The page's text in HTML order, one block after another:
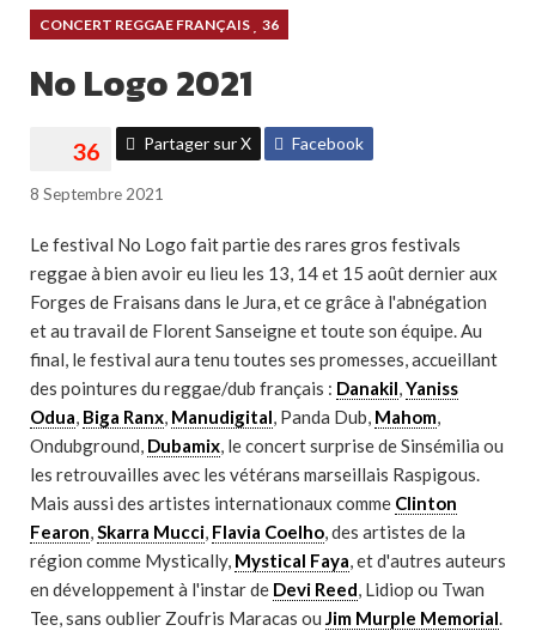
CONCERT REGGAE FRANÇAIS 36
No Logo 2021
Partager sur X Facebook
8 Septembre 2021
Le festival No Logo fait partie des rares gros festivals
reggae à bien avoir eu lieu les 13, 14 et 15 août dernier aux
Forges de Fraisans dans le Jura, et ce grâce à l'abnégation
et au travail de Florent Sanseigne et toute son équipe. Au
final, le festival aura tenu toutes ses promesses, accueillant
des pointures du reggae/dub français : Danakil,Yaniss
Odua, Biga Ranx, Manudigital, Panda Dub, Mahom,
Ondubground, Dubamix, le concert surprise de Sinsémilia ou
les retrouvailles avec les vétérans marseillais Raspigous.
Mais aussi des artistes internationaux comme Clinton
Fearon,Skarra Mucci, Flavia Coelho, des artistes de la
région comme Mystically, Mystical Faya, et d'autres auteurs
en développement à l'instar de Devi Reed, Lidiop ou Twan
Tee, sans oublier Zoufris Maracas ou Jim Murple Memorial.